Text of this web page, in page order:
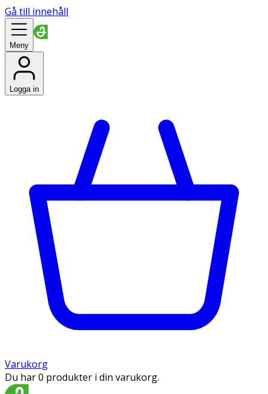
Gå till innehåll
Meny
Logga in
Varukorg
Du har 0 produkter i din varukorg.